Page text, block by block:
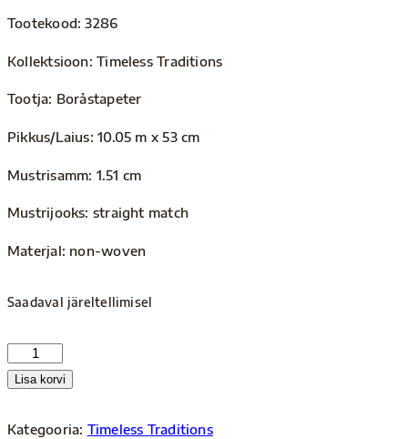
Tootekood: 3286
Kollektsioon: Timeless Traditions
Tootja: Boråstapeter
Pikkus/Laius: 10.05 m x 53 cm
Mustrisamm: 1.51 cm
Mustrijooks: straight match
Materjal: non-woven
Saadaval järeltellimisel
Timeless
traditions
kogus
Lisa korvi
Kategooria: Timeless Traditions